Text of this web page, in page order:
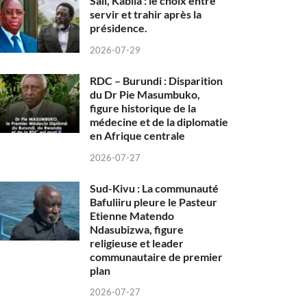
servir et trahir après la
présidence.
2026-07-29
RDC – Burundi : Disparition
du Dr Pie Masumbuko,
figure historique de la
médecine et de la diplomatie
en Afrique centrale
2026-07-27
Sud-Kivu : La communauté
Bafuliiru pleure le Pasteur
Etienne Matendo
Ndasubizwa, figure
religieuse et leader
communautaire de premier
plan
2026-07-27